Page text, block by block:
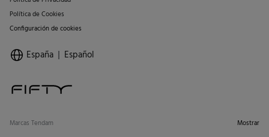
Política de Cookies
Configuración de cookies
España Español
Marcas Tendam Mostrar